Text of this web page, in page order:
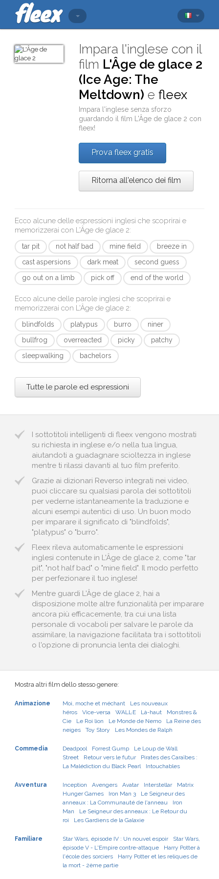
Impara l'inglese con il
film L'Âge de glace 2
(Ice Age: The
Meltdown) efleex
Impara l'inglese senza sforzo
guardando il film
L'Âge de glace 2 con
fleex!
Prova fleex gratis
Ritorna all'elenco dei film
Ecco alcune delle espressioni inglesi che scoprirai e
memorizzerai con L'Âge de glace 2:
tar pit not half bad mine field
breeze in
cast aspersions
dark meat
second guess
go out on a limb
pick off end of the world
Ecco alcune delle parole inglesi che scoprirai e
memorizzerai con L'Âge de glace 2:
blindfolds platypus burro
niner
bullfrog
overreacted picky
patchy
sleepwalking
bachelors
Tutte le parole ed espressioni
I sottotitoli intelligenti di fleex vengono mostrati
su richiesta in inglese e/o nella tua lingua,
aiutandoti a guadagnare scioltezza in inglese
mentre ti rilassi davanti al tuo film preferito.
Grazie ai dizionari Reverso integrati nei video,
puoi cliccare su qualsiasi parola dei sottotitoli
per vederne istantaneamente la traduzione e
alcuni esempi autentici di uso. Un buon modo
per imparare il significato di "blindfolds",
"platypus" o "burro".
Fleex rileva automaticamente le espressioni
inglesi contenute in L'Âge de glace 2, come "tar
pit", "not half bad" o "mine field". Il modo perfetto
per perfezionare il tuo inglese!
Mentre guardi L'Âge de glace 2, hai a
disposizione molte altre funzionalità per imparare
ancora più efficacemente, tra cui una lista
personale di vocaboli per salvare le parole da
assimilare, la navigazione facilitata tra i sottotitoli
o l'opzione di pronuncia lenta dei dialoghi.
Mostra altri film dello stesso genere:
Animazione Moi, moche et méchant
Les nouveaux
héros
Vice-versa WALL·E Là-haut
Monstres &
Cie
Le Roi lion Le Monde de Nemo
La Reine des
neiges
Toy Story Les Mondes de Ralph
Commedia Deadpool Forrest Gump
Le Loup de Wall
Street
Retour vers le futur
Pirates des Caraïbes :
La Malédiction du Black Pearl
Intouchables
Avventura Inception Avengers Avatar Interstellar
Matrix
Hunger Games
Iron Man 3
Le Seigneur des
anneaux : La Communauté de l'anneau
Iron
Man
Le Seigneur des anneaux : Le Retour du
roi
Les Gardiens de la Galaxie
Familiare Star Wars, épisode IV : Un nouvel espoir
Star Wars,
épisode V - L'Empire contre-attaque
Harry Potter à
l'école des sorciers
Harry Potter et les reliques de
la mort - 2ème partie